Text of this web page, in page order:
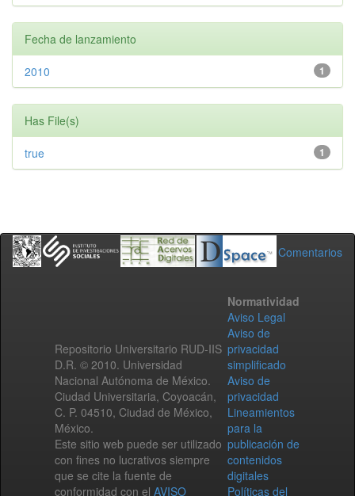
Fecha de lanzamiento
1
2010
Has File(s)
1
true
Comentarios
Repositorio Universitario RUD-IIS
D.R. © 2010. Universidad
Nacional Autónoma de México.
Ciudad Universitaria, Coyoacán,
C. P. 04510, Ciudad de México,
México.
Este sitio web puede ser utilizado
con fines no lucrativos siempre
que se cite la fuente de
conformidad con el AVISO
Normatividad
Aviso Legal
Aviso de
privacidad
simplificado
Aviso de
privacidad
Lineamientos
para la
publicación de
contenidos
digitales
Políticas del